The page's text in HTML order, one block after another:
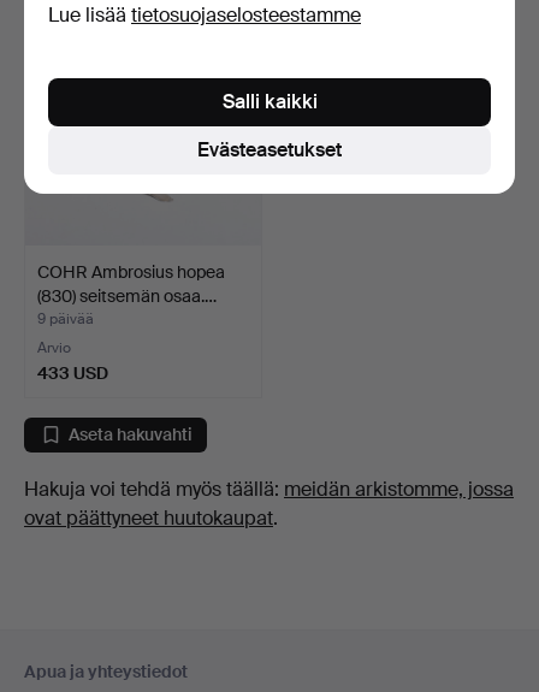
COHR Ambrosius hopea
(830) seitsemän osaa.…
9 päivää
Arvio
433 USD
Aseta hakuvahti
Hakuja voi tehdä myös täällä: meidän arkistomme, jossa
ovat päättyneet huutokaupat.
Apua ja yhteystiedot
Lue lisää tietosuojaselosteestamme
Evästeasetukset
Salli kaikki